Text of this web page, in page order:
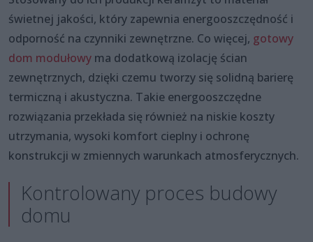
świetnej jakości, który zapewnia energooszczędność i
odporność na czynniki zewnętrzne. Co więcej, gotowy
dom modułowy ma dodatkową izolację ścian
zewnętrznych, dzięki czemu tworzy się solidną barierę
termiczną i akustyczna. Takie energooszczędne
rozwiązania przekłada się również na niskie koszty
utrzymania, wysoki komfort cieplny i ochronę
konstrukcji w zmiennych warunkach atmosferycznych.
Kontrolowany proces budowy
domu